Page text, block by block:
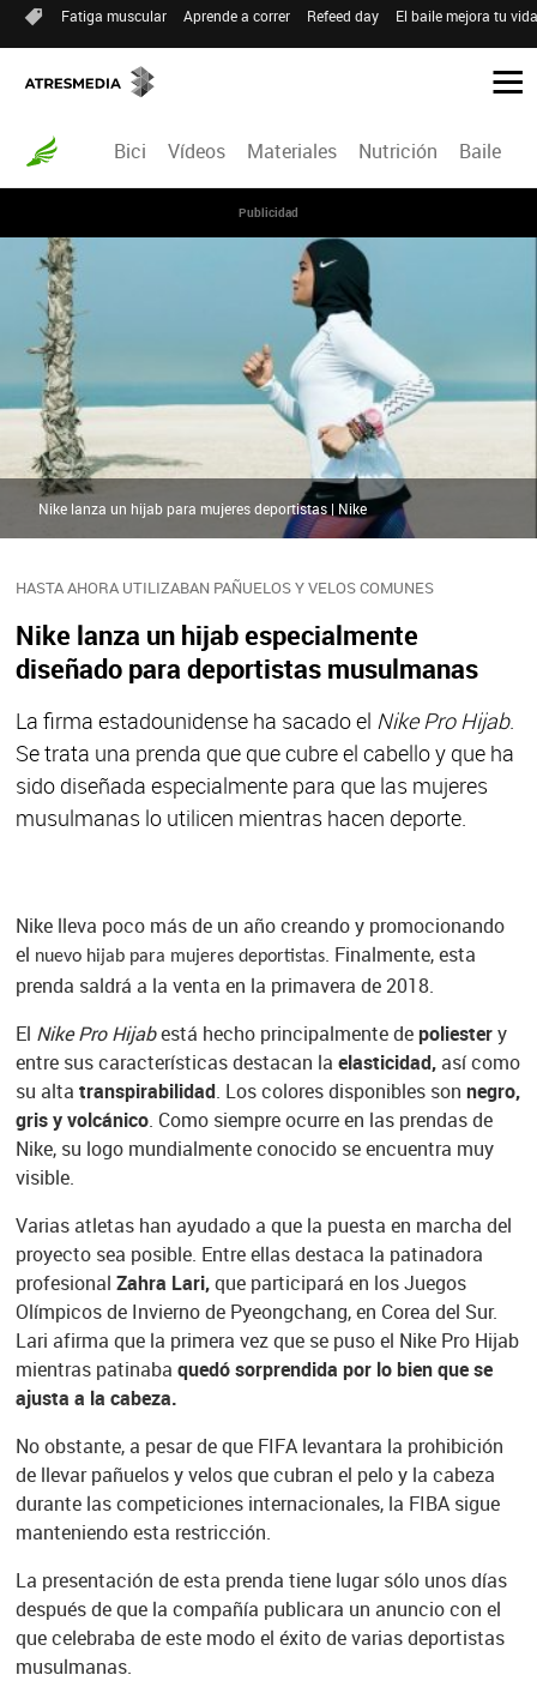
Fatiga muscular Aprende a correr Refeed day El baile mejora tu
Bici Vídeos Materiales Nutrición Baile
Publicidad
HASTA AHORA UTILIZABAN PAÑUELOS Y VELOS COMUNES
Nike lanza un hijab especialmente
diseñado para deportistas musulmanas
La firma estadounidense ha sacado el Nike Pro Hijab.
Se trata una prenda que que cubre el cabello y que ha
sido diseñada especialmente para que las mujeres
musulmanas lo utilicen mientras hacen deporte.
Nike lanza un hijab para mujeres deportistas | Nike
Nike lleva poco más de un añocreando y promocionando
el nuevo hijab para mujeres deportistas. Finalmente, esta
prenda saldrá a la venta en la primavera de 2018.
El Nike Pro Hijabestá hecho principalmente depoliestery
entre sus características destacan la elasticidad,así como
su alta transpirabilidad. Los colores disponibles son negro,
gris y volcánico. Como siempre ocurre en las prendas de
Nike, su logo mundialmente conocido se encuentra muy
visible.
Varias atletas han ayudado a que la puesta en marcha del
proyecto sea posible. Entre ellas destaca la patinadora
profesional Zahra Lari,que participará en los Juegos
Olímpicos de Invierno de Pyeongchang, en Corea del Sur.
Lari afirma que la primera vez que se puso el Nike Pro Hijab
mientras patinaba quedó sorprendida por lo bien que se
ajusta a la cabeza.
No obstante, a pesar de que FIFA levantara la prohibición
de llevar pañuelos y velos que cubran el pelo y la cabeza
durante las competiciones internacionales, la FIBA sigue
manteniendo esta restricción.
La presentación de esta prenda tiene lugar sólo unos días
después de que la compañía publicara un anuncio con el
que celebraba de este modo el éxito de varias deportistas
musulmanas.